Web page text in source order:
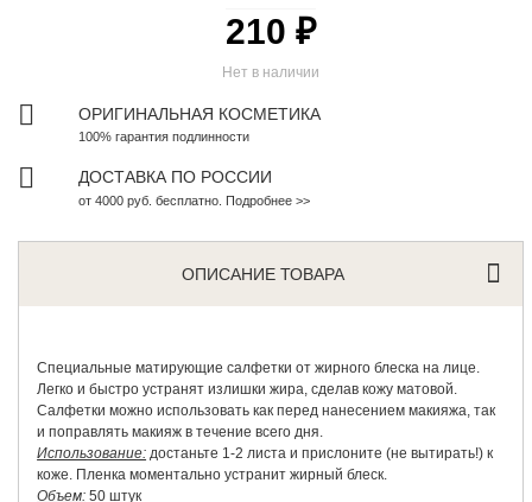
Нет в наличии
210 ₽
ОРИГИНАЛЬНАЯ КОСМЕТИКА
100% гарантия подлинности
ДОСТАВКА ПО РОССИИ
от 4000 руб. бесплатно. Подробнее >>
ОПИСАНИЕ ТОВАРА
Специальные матирующие салфетки от жирного блеска на лице.
Легко и быстро устранят излишки жира, сделав кожу матовой.
Салфетки можно использовать как перед нанесением макияжа, так
и поправлять макияж в течение всего дня.
Использование: достаньте 1-2 листа и прислоните (не вытирать!) к
коже. Пленка моментально устранит жирный блеск.
Объем: 50 штук